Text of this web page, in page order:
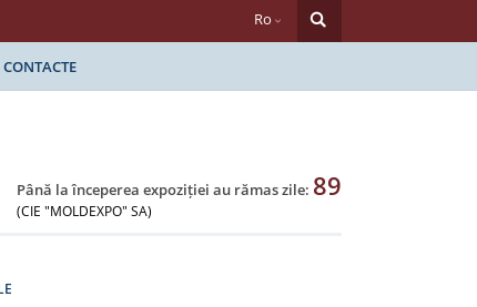
Ro
CONTACTE
Până la începerea expoziției au rămas zile: 89
(CIE "MOLDEXPO" SA)